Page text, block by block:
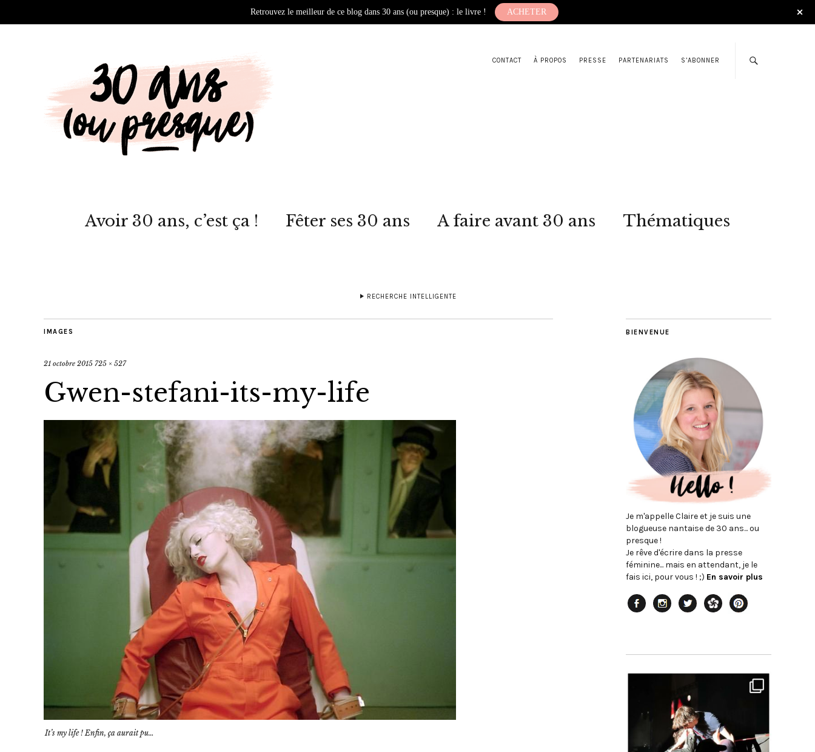
CONTACT À PROPOS PRESSE PARTENARIATS S’ABONNER
Avoir 30 ans, c’est ça ! Fêter ses 30 ans A faire avant 30 ans Thématiques
RECHERCHE INTELLIGENTE
IMAGES
21 octobre 2015 725 × 527
Gwen-stefani-its-my-life
It’s my life ! Enfin, ça aurait pu…
BIENVENUE
Je m'appelle Claire et je suis une
blogueuse nantaise de 30 ans... ou
presque !
Je rêve d'écrire dans la presse
féminine... mais en attendant, je le
fais ici, pour vous ! ;) En savoir plus
Retrouvez le meilleur de ce blog dans 30 ans (ou presque) : le livre ! ACHETER